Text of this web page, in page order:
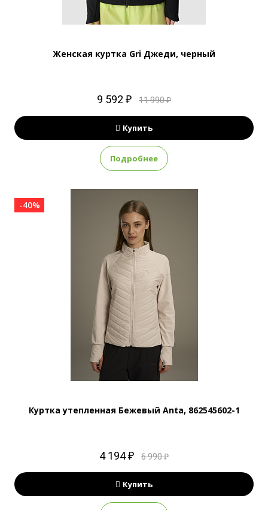
Женская куртка Gri Джеди, черный
9 592 ₽ 11 990 ₽
Купить
Подробнее
-40%
Куртка утепленная Бежевый Anta, 862545602-1
4 194 ₽ 6 990 ₽
Купить